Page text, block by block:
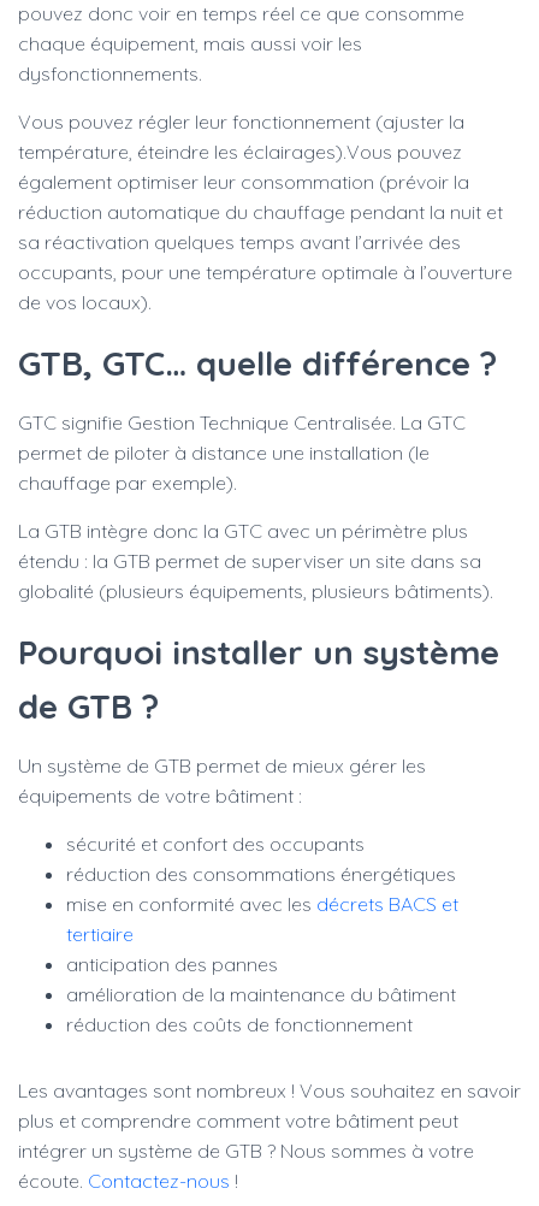
pouvez donc voir en temps réel ce que consomme
chaque équipement, mais aussi voir les
dysfonctionnements.
Vous pouvez régler leur fonctionnement (ajuster la
température, éteindre les éclairages).Vous pouvez
également optimiser leur consommation (prévoir la
réduction automatique du chauffage pendant la nuit et
sa réactivation quelques temps avant l’arrivée des
occupants, pour une température optimale à l’ouverture
de vos locaux).
GTB, GTC… quelle différence ?
GTC signifie Gestion Technique Centralisée. La GTC
permet de piloter à distance une installation (le
chauffage par exemple).
La GTB intègre donc la GTC avec un périmètre plus
étendu : la GTB permet de superviser un site dans sa
globalité (plusieurs équipements, plusieurs bâtiments).
Pourquoi installer un système
de GTB ?
Un système de GTB permet de mieux gérer les
équipements de votre bâtiment :
sécurité et confort des occupants
réduction des consommations énergétiques
mise en conformité avec les décrets BACS et
tertiaire
anticipation des pannes
amélioration de la maintenance du bâtiment
réduction des coûts de fonctionnement
Les avantages sont nombreux ! Vous souhaitez en savoir
plus et comprendre comment votre bâtiment peut
intégrer un système de GTB ? Nous sommes à votre
écoute. Contactez-nous !